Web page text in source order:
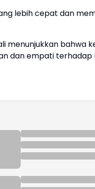
lebih cepat dan
menunjukkan bahwa
dan empati terhadap